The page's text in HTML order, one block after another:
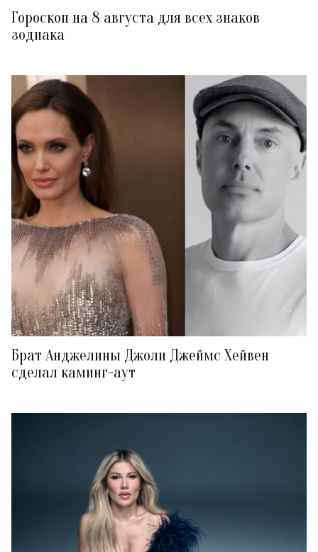
Гороскоп на 8 августа для всех знаков
зодиака
Брат Анджелины Джоли Джеймс Хейвен
сделал каминг-аут